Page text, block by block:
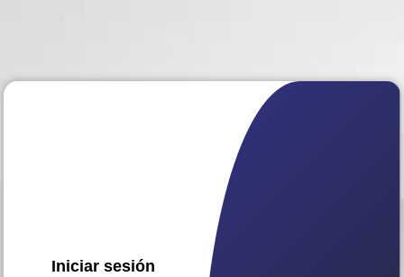
Iniciar sesión